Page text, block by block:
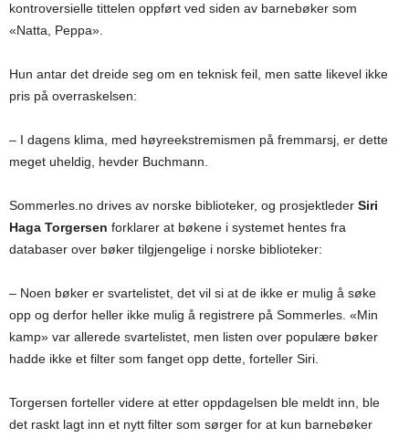
kontroversielle tittelen oppført ved siden av barnebøker som
«Natta, Peppa».
Hun antar det dreide seg om en teknisk feil, men satte likevel ikke
pris på overraskelsen:
– I dagens klima, med høyreekstremismen på fremmarsj, er dette
meget uheldig, hevder Buchmann.
Sommerles.no drives av norske biblioteker, og prosjektleder Siri
Haga Torgersen forklarer at bøkene i systemet hentes fra
databaser over bøker tilgjengelige i norske biblioteker:
– Noen bøker er svartelistet, det vil si at de ikke er mulig å søke
opp og derfor heller ikke mulig å registrere på Sommerles. «Min
kamp» var allerede svartelistet, men listen over populære bøker
hadde ikke et filter som fanget opp dette, forteller Siri.
Torgersen forteller videre at etter oppdagelsen ble meldt inn, ble
det raskt lagt inn et nytt filter som sørger for at kun barnebøker